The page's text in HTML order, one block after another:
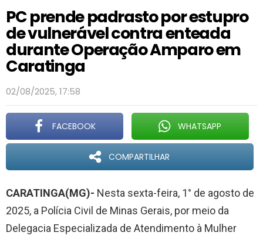
PC prende padrasto por estupro
de vulnerável contra enteada
durante Operação Amparo em
Caratinga
02/08/2025, 17:58
FACEBOOK WHATSAPP
COMPARTILHAR
CARATINGA(MG)- Nesta sexta-feira, 1° de agosto de
2025, a Polícia Civil de Minas Gerais, por meio da
Delegacia Especializada de Atendimento à Mulher